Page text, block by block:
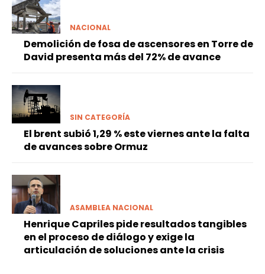
NACIONAL
Demolición de fosa de ascensores en Torre de
David presenta más del 72% de avance
SIN CATEGORÍA
El brent subió 1,29 % este viernes ante la falta
de avances sobre Ormuz
ASAMBLEA NACIONAL
Henrique Capriles pide resultados tangibles
en el proceso de diálogo y exige la
articulación de soluciones ante la crisis